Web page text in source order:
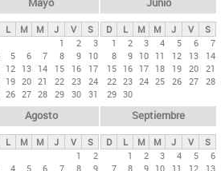
L M M J V
S
1
2
3
5 6 7 8 9
10
12 13 14 15 16
17
19 20 21 22 23 24
26 27 28 29 30 31
D L M M J V
S
1
2 3 4 5 6
7
8
9 10 11 12 13
14
15 16 17 18 19 20 21
22 23 24 25 26 27 28
29 30
Agosto
L M M J V
S
1
2
4 5 6 7 8 9
Septiembre
D L M M J V
S
1
2 3 4 5
6
7
8 9 10 11 12 13